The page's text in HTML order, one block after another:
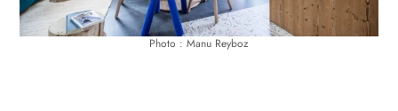
Photo : Manu Reyboz